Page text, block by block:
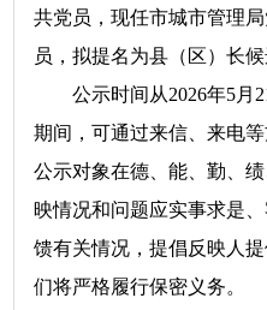
共党员，现任市城市管理
员，拟提名为县（区）长候
公示时间从2026年5月
期间，可通过来信、来电
公示对象在德、能、勤、
映情况和问题应实事求是
馈有关情况，提倡反映人
们将严格履行保密义务。